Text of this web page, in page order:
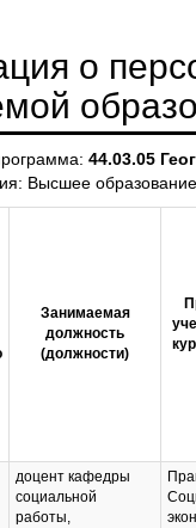
о
44.03.05
Высшее
Занимаемая
должность
(должности)
доцент кафедры
социальной
работы,